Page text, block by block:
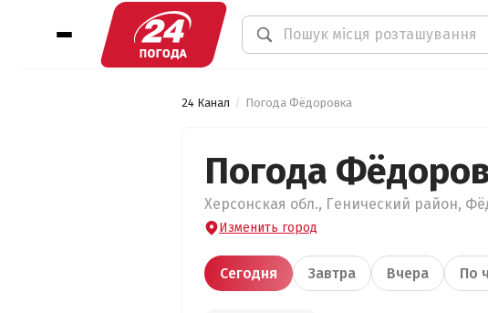
24 Канал Погода Фёдоровка
Погода
Херсонская обл., Генический район,
Изменить город
Сегодня Завтра Вчера По